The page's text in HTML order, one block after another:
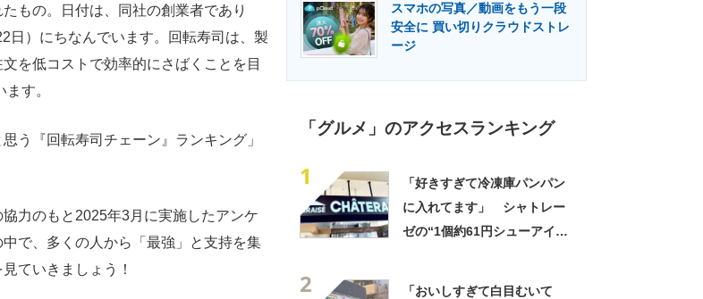
もの。日付は、同社の創業者であり
日）にちなんでいます。回転寿司は、製
を低コストで効率的にさばくことを目
す。
う『回転寿司チェーン』ランキング」
力のもと2025年3月に実施したアンケ
で、多くの人から「最強」と支持を集
ていきましょう！
スマホの写真／動画をもう一段
安全に 買い切りクラウドストレ
ージ
「グルメ」のアクセスランキング
1
「好きすぎて冷凍庫パンパン
に入れてます」 シャトレー
ゼの“1個約61円シューアイ
2
「おいしすぎて白目むいて